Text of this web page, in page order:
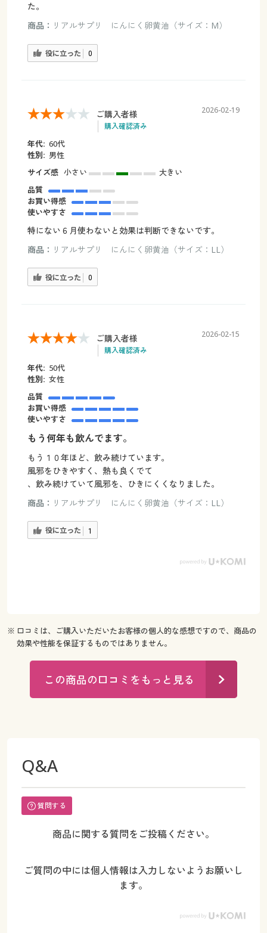
た。
商品： リアルサプリ にんにく卵黄油（サイズ：M）
役に立った 0
ご購入者様
購入確認済み
2026-02-19
年代: 60代
性別: 男性
サイズ感 小さい
大きい
品質
お買い得感
使いやすさ
特にない６月使わないと効果は判断できないです。
商品： リアルサプリ にんにく卵黄油（サイズ：LL）
役に立った 0
ご購入者様
購入確認済み
2026-02-15
年代: 50代
性別: 女性
品質
お買い得感
使いやすさ
もう何年も飲んでます。
もう１０年ほど、飲み続けています。
風邪をひきやすく、熱も良くでて
、飲み続けていて風邪を、ひきにくくなりました。
商品： リアルサプリ にんにく卵黄油（サイズ：LL）
役に立った 1
※ 口コミは、ご購入いただいたお客様の個人的な感想ですので、商品の
効果や性能を保証するものではありません。
この商品の口コミをもっと見る
Q&A
質問する
商品に関する質問をご投稿ください。
ご質問の中には個人情報は入力しないようお願いし
ます。